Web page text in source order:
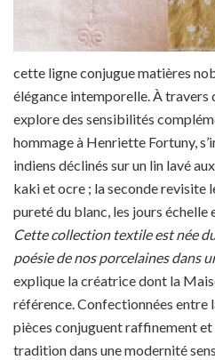
cette ligne conjugue matières
élégance intemporelle. À travers
explore des sensibilités
hommage à Henriette Fortuny,
indiens déclinés sur un lin lavé
kaki et ocre ; la seconde revisite
pureté du blanc, les jours échelle
Cette collection textile est née
poésie de nos porcelaines dans
explique la créatrice dont la
référence. Confectionnées entre
pièces conjuguent raffinement
tradition dans une modernité